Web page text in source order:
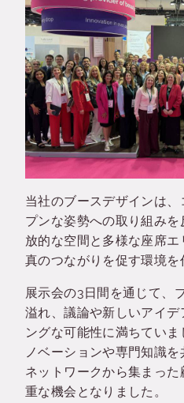
当社のブースデザインは
プンな姿勢への取り組み
放的な空間と多様な座席
真のつながりを促す環境を
展示会の3日間を通じて、
溢れ、議論や新しいアイデ
ングな可能性に満ちてい
ノベーションや専門知識
ネットワークから集まっ
重な機会となりました。